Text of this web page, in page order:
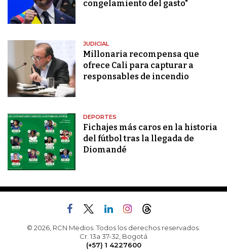
congelamiento del gasto"
JUDICIAL
Millonaria recompensa que
ofrece Cali para capturar a
responsables de incendio
DEPORTES
Fichajes más caros en la historia
del fútbol tras la llegada de
Diomandé
© 2026, RCN Medios. Todos los derechos reservados.
Cr. 13a 37-32, Bogotá
(+57) 1 4227600